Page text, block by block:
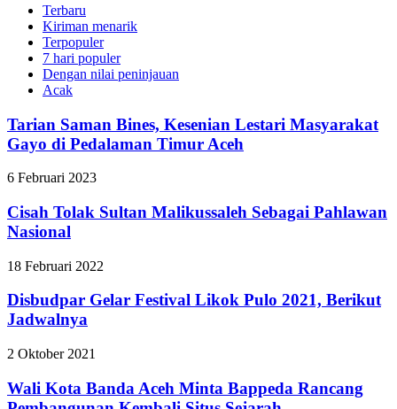
Terbaru
Kiriman menarik
Terpopuler
7 hari populer
Dengan nilai peninjauan
Acak
Tarian Saman Bines, Kesenian Lestari Masyarakat
Gayo di Pedalaman Timur Aceh
6 Februari 2023
Cisah Tolak Sultan Malikussaleh Sebagai Pahlawan
Nasional
18 Februari 2022
Disbudpar Gelar Festival Likok Pulo 2021, Berikut
Jadwalnya
2 Oktober 2021
Wali Kota Banda Aceh Minta Bappeda Rancang